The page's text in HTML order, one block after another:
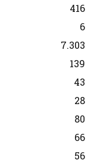
416
6
7.303
139
43
28
80
66
56